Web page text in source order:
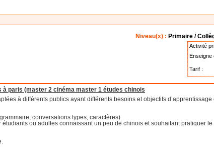
Niveau(x) : Primaire /
Activité
Enseigne
Tarif :
à paris (master 2 cinéma master 1 études chinois
à différents publics ayant différents besoins et objectifs
conversations types, caractères)
ou adultes connaissant un peu de chinois et souhaitant pratiquer le